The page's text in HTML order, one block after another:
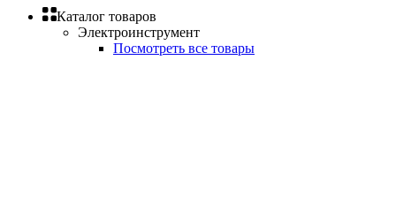
Каталог товаров
Электроинструмент
Посмотреть все товары